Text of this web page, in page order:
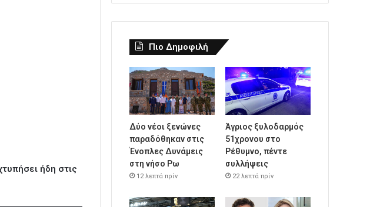
ήδη στις
Πιο Δημοφιλή
Δύο νέοι ξενώνες
παραδόθηκαν στις
Ένοπλες Δυνάμεις
στη νήσο Ρω
12 λεπτά πρίν
Άγριος ξυλοδαρμός
51χρονου στο
Ρέθυμνο, πέντε
συλλήψεις
22 λεπτά πρίν